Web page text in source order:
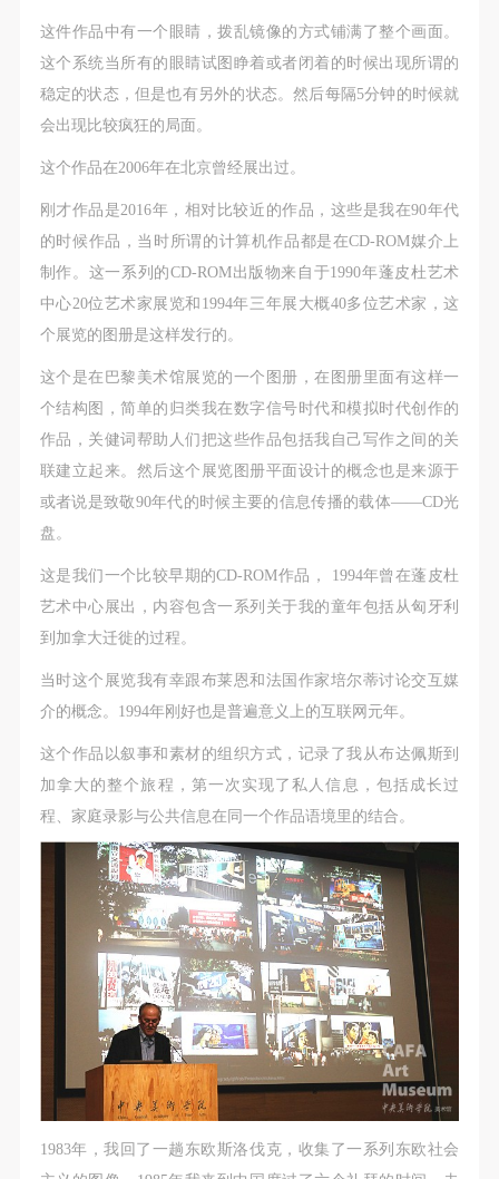
这件作品中有一个眼睛，拨乱镜像的方式铺满了整个画面。
这个系统当所有的眼睛试图睁着或者闭着的时候出现所谓的
稳定的状态，但是也有另外的状态。然后每隔5分钟的时候就
会出现比较疯狂的局面。
这个作品在2006年在北京曾经展出过。
刚才作品是2016年，相对比较近的作品，这些是我在90年代
的时候作品，当时所谓的计算机作品都是在CD-ROM媒介上
制作。这一系列的CD-ROM出版物来自于1990年蓬皮杜艺术
中心20位艺术家展览和1994年三年展大概40多位艺术家，这
个展览的图册是这样发行的。
这个是在巴黎美术馆展览的一个图册，在图册里面有这样一
个结构图，简单的归类我在数字信号时代和模拟时代创作的
作品，关健词帮助人们把这些作品包括我自己写作之间的关
联建立起来。然后这个展览图册平面设计的概念也是来源于
或者说是致敬90年代的时候主要的信息传播的载体——CD光
盘。
这是我们一个比较早期的CD-ROM作品， 1994年曾在蓬皮杜
艺术中心展出，内容包含一系列关于我的童年包括从匈牙利
到加拿大迁徙的过程。
当时这个展览我有幸跟布莱恩和法国作家培尔蒂讨论交互媒
介的概念。1994年刚好也是普遍意义上的互联网元年。
这个作品以叙事和素材的组织方式，记录了我从布达佩斯到
加拿大的整个旅程，第一次实现了私人信息，包括成长过
程、家庭录影与公共信息在同一个作品语境里的结合。
1983年，我回了一趟东欧斯洛伐克，收集了一系列东欧社会
快捷登录 帐号密码登录
手机号码
发送验证码
手机号码将作为您的登录账号